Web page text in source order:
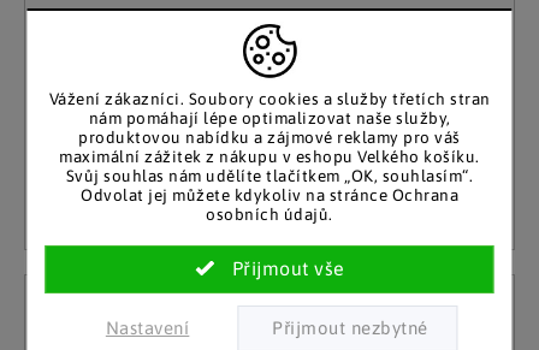
Vážení zákazníci. Soubory cookies a služby třetích stran
nám pomáhají lépe optimalizovat naše služby,
produktovou nabídku a zájmové reklamy pro váš
maximální zážitek z nákupu v eshopu Velkého košíku.
Svůj souhlas nám udělíte tlačítkem „OK, souhlasím“.
Odvolat jej můžete kdykoliv na stránce Ochrana
osobních údajů.
Nastavení
LED Solární zahradní soška Žába
Skladem
(9 ks)
529 Kč
Detail